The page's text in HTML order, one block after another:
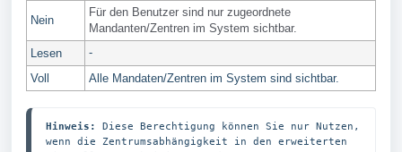
Nein
Für den Benutzer sind nur zugeordnete
Mandanten/Zentren im System sichtbar.
Lesen
-
Voll
Alle Mandaten/Zentren im System sind sichtbar.
Hinweis:
Diese Berechtigung können Sie nur Nutzen,
wenn die Zentrumsabhängigkeit in den erweiterten